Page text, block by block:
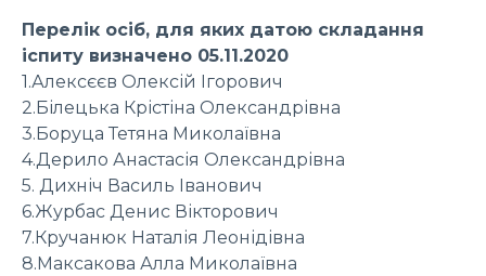
Перелік осіб, для яких датою складання
іспиту визначено 05.11.2020
1.Алексєєв Олексій Ігорович
2.Білецька Крістіна Олександрівна
3.Боруца Тетяна Миколаївна
4.Дерило Анастасія Олександрівна
5. Дихніч Василь Іванович
6.Журбас Денис Вікторович
7.Кручанюк Наталія Леонідівна
8.Максакова Алла Миколаївна